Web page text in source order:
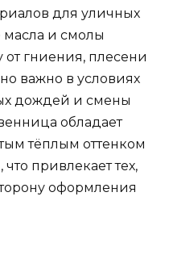
для уличных
и смолы
гниения, плесени
важно в условиях
дождей и смены
обладает
тёплым оттенком
привлекает тех,
оформления